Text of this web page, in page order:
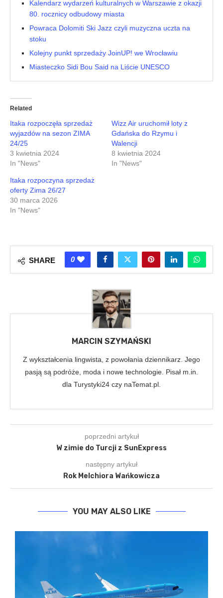
Kalendarz wydarzeń kulturalnych w Warszawie z okazji
80. rocznicy odbudowy miasta
Powraca Dolomiti Ski Jazz czyli muzyczna uczta na
stoku
Kolejny punkt sprzedaży JoinUP! we Wrocławiu
Miasteczko Sidi Bou Said na Liście UNESCO
Related
Itaka rozpoczęła sprzedaż
wyjazdów na sezon ZIMA
24/25
3 kwietnia 2024
In "News"
Wizz Air uruchomił loty z
Gdańska do Rzymu i
Walencji
8 kwietnia 2024
In "News"
Itaka rozpoczyna sprzedaż
oferty Zima 26/27
30 marca 2026
In "News"
SHARE 0
MARCIN SZYMAŃSKI
Z wykształcenia lingwista, z powołania dziennikarz. Jego
pasją są podróże, moda i nowe technologie. Pisał m.in.
dla Turystyki24 czy naTemat.pl.
poprzedni artykuł
W zimie do Turcji z SunExpress
następny artykuł
Rok Melchiora Wańkowicza
YOU MAY ALSO LIKE